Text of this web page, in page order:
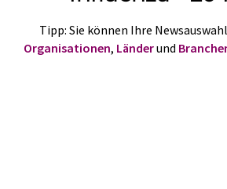
Tipp: Sie können Ihre
Organisationen, Länderund